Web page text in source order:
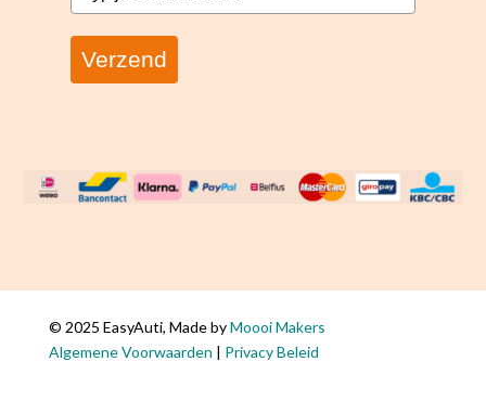
Verzend
© 2025 EasyAuti, Made byMoooi Makers
Algemene Voorwaarden | Privacy Beleid